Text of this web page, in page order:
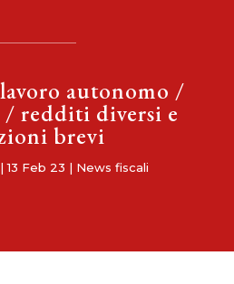
autonomo /
redditi diversi e
brevi
|13 Feb 23 | News fiscali